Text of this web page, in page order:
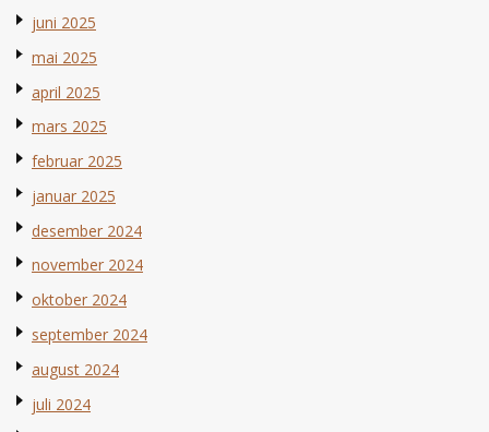
juni 2025
mai 2025
april 2025
mars 2025
februar 2025
januar 2025
desember 2024
november 2024
oktober 2024
september 2024
august 2024
juli 2024